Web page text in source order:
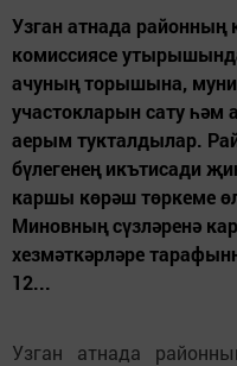
Узган атнада
комиссиясе
ачуның торышына,
участокларын сату һәм
аерым тукталдылар.
бүлегенең икътисади
каршы көрәш төркеме
Миновның сүзләренә
хезмәткәрләре
12...
Узган атнада